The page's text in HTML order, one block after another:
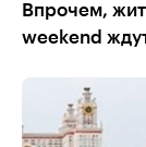
Впрочем,
weekend